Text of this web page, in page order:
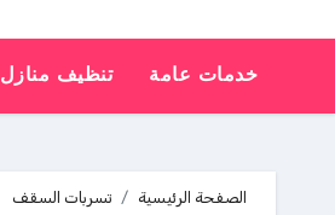
خدمات عامة تنظيف منازل
الصفحة الرئيسية تسربات السقف